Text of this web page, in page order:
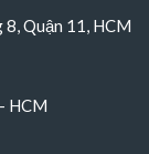
Quận 11, HCM
HCM